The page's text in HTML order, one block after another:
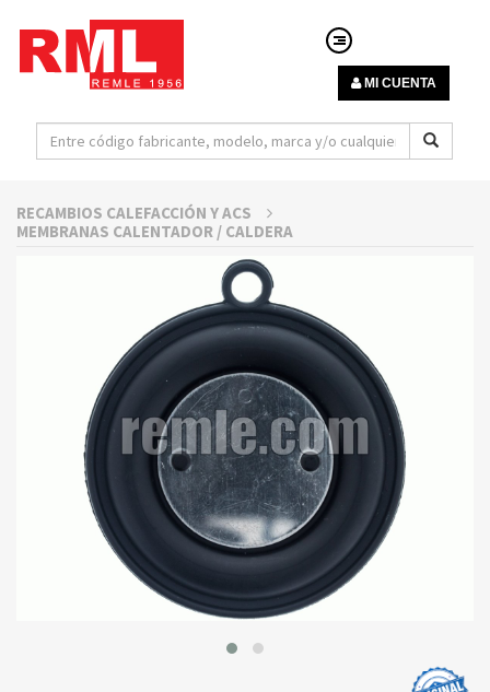
MI CUENTA
RECAMBIOS CALEFACCIÓN Y ACS
MEMBRANAS CALENTADOR / CALDERA